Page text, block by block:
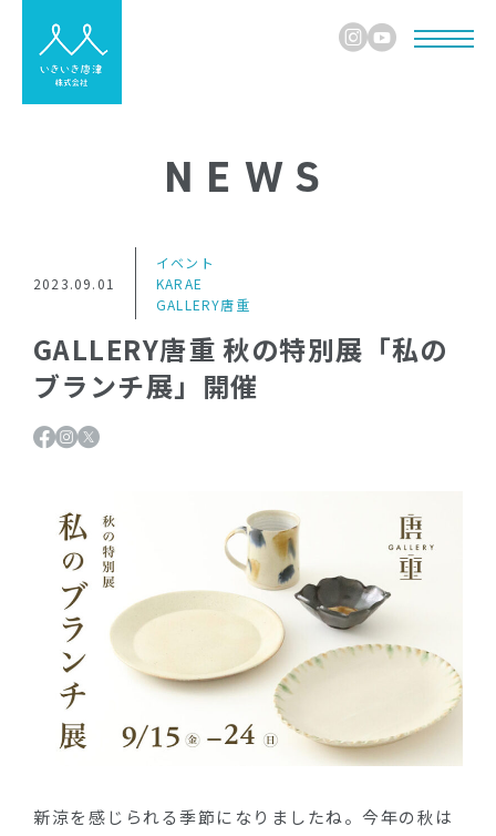
NEWS
2023.09.01
イベント
KARAE
GALLERY唐重
GALLERY唐重 秋の特別展「私の
ブランチ展」開催
新涼を感じられる季節になりましたね。今年の秋は